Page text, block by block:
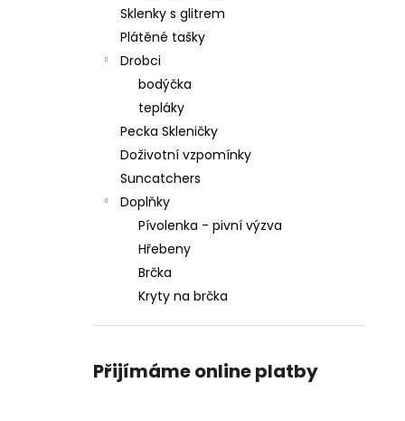
Sklenky s glitrem
Plátěné tašky
Drobci
bodýčka
tepláky
Pecka Skleničky
Doživotní vzpomínky
Suncatchers
Doplňky
Pívolenka - pivní výzva
Hřebeny
Brčka
Kryty na brčka
Přijímáme online platby